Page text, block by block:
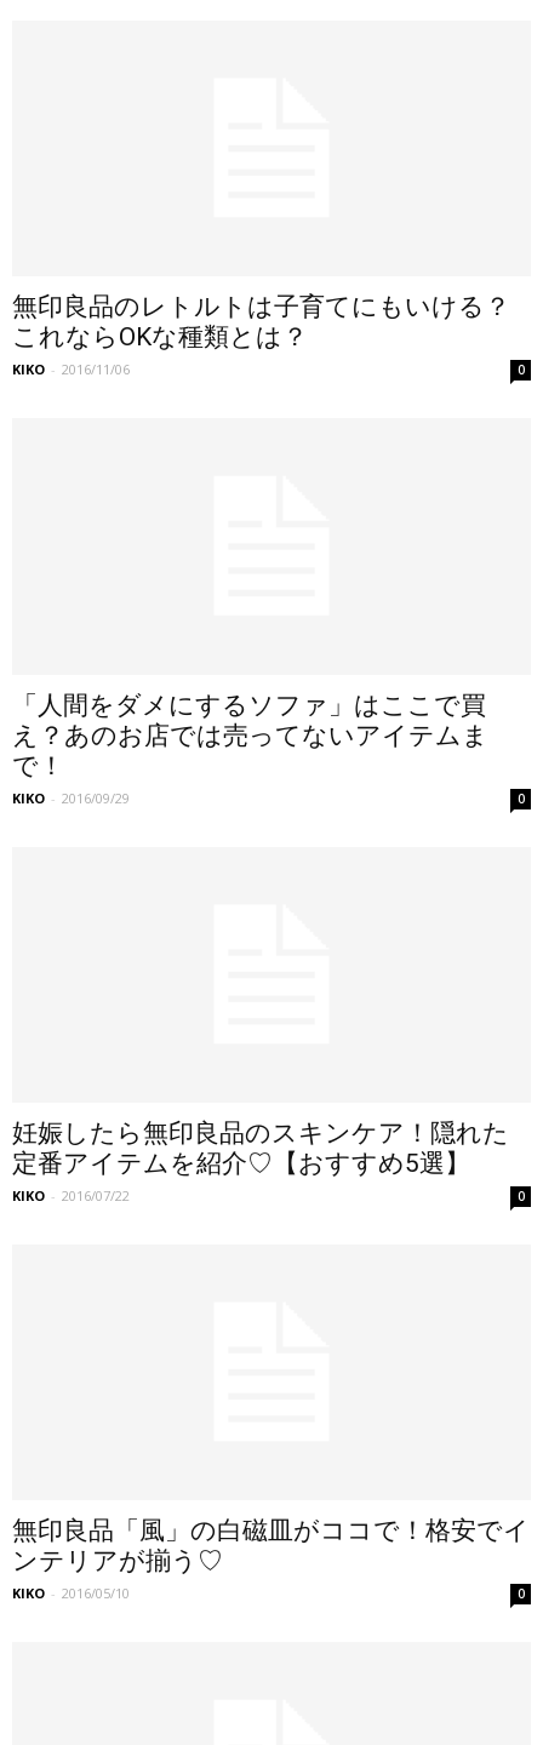
無印良品のレトルトは子育てにもいける？
これならOKな種類とは？
KIKO - 2016/11/06 0
「人間をダメにするソファ」はここで買
え？あのお店では売ってないアイテムま
で！
KIKO - 2016/09/29 0
妊娠したら無印良品のスキンケア！隠れた
定番アイテムを紹介♡【おすすめ5選】
KIKO - 2016/07/22 0
無印良品「風」の白磁皿がココで！格安でイ
ンテリアが揃う♡
KIKO - 2016/05/10 0